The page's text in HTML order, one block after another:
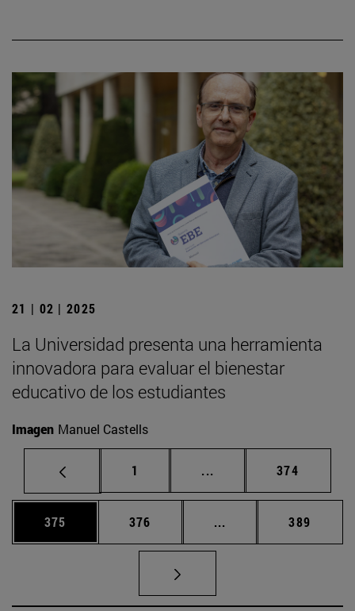
21 | 02 | 2025
La Universidad presenta una herramienta
innovadora para evaluar el bienestar
educativo de los estudiantes
Imagen Manuel Castells
Página
1 ... Páginas intermedias
Página
374
Página
375 Página
376 ... Páginas intermedias
Página
389